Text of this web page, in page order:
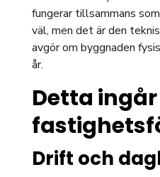
fungerar tillsammans
väl, men det är den
avgör om byggnaden
år.
Detta
Drift och